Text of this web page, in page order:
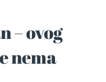
– ovog
nema